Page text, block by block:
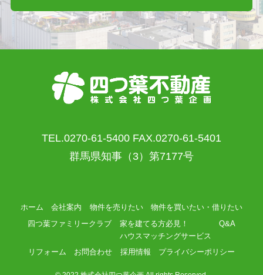
TEL.0270-61-5400 FAX.0270-61-5401
群馬県知事（3）第7177号
ホーム 会社案内 物件を売りたい
物件を買いたい・借りたい
四つ葉ファミリークラブ
家を建てる方必見！
ハウスマッチングサービス
Q&A
リフォーム お問合わせ 採用情報 プライバシーポリシー